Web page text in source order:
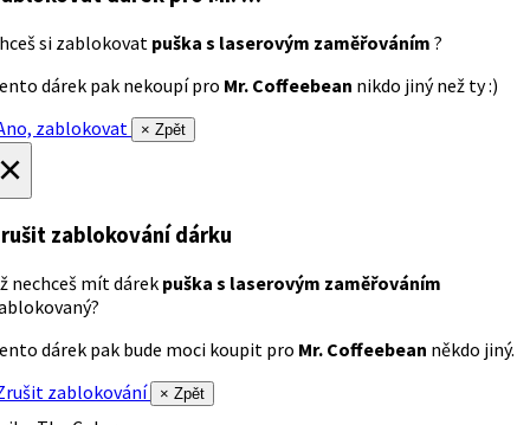
si zablokovat puška s laserovým zaměřováním ?
dárek pak nekoupí pro Mr. Coffeebean nikdo jiný než ty :)
zablokovat
× Zpět
zablokování dárku
nechceš mít dárek puška s laserovým zaměřováním
dárek pak bude moci koupit pro Mr. Coffeebean někdo jiný.
zablokování
× Zpět